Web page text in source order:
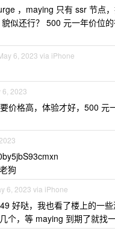
，maying 只有 ssr 节点
似还行？ 500 元一年价位
6, 2023 via iPhone
6, 2023
价格高，体验才好，500 元
狗
6, 2023 via iPhone
好哒，我也看了楼上的一
个，等 maying 到期了就找